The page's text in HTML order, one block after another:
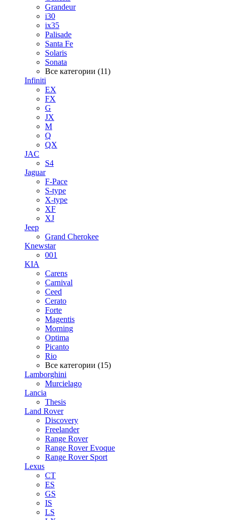
Grandeur
i30
ix35
Palisade
Santa Fe
Solaris
Sonata
Все категории (11)
Infiniti
EX
FX
G
JX
M
Q
QX
JAC
S4
Jaguar
F-Pace
S-type
X-type
XF
XJ
Jeep
Grand Cherokee
Knewstar
001
KIA
Carens
Carnival
Ceed
Cerato
Forte
Magentis
Morning
Optima
Picanto
Rio
Все категории (15)
Lamborghini
Murcielago
Lancia
Thesis
Land Rover
Discovery
Freelander
Range Rover
Range Rover Evoque
Range Rover Sport
Lexus
CT
ES
GS
IS
LS